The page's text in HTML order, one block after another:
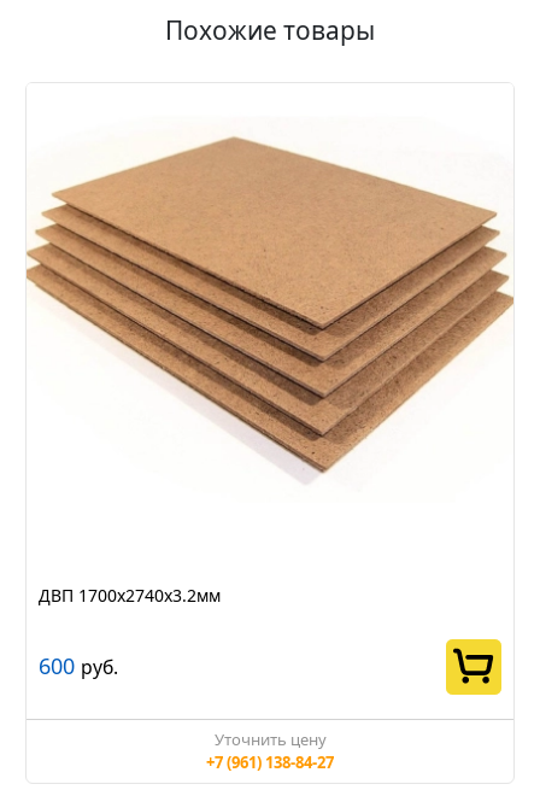
Похожие товары
ДВП 1700х2740х3.2мм
600 руб.
Уточнить цену
+7 (961) 138-84-27